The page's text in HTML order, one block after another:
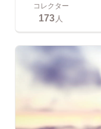
コレクター
173人